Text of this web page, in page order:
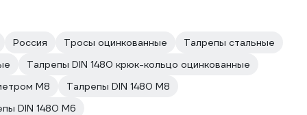
Россия Тросы оцинкованные
Талрепы стальные
Талрепы DIN 1480 крюк-кольцо оцинкованные
М8
Талрепы DIN 1480 М8
DIN 1480 М6